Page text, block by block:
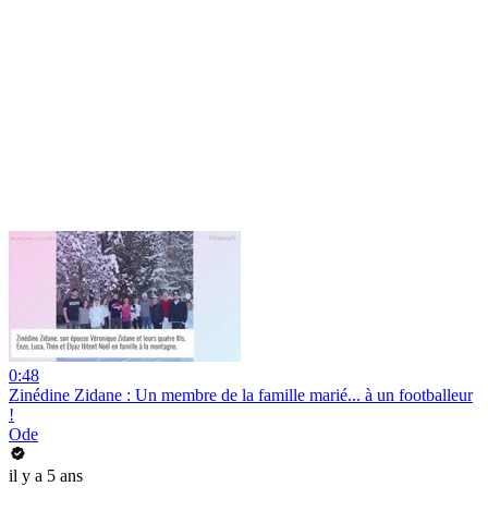
0:48
Zinédine Zidane : Un membre de la famille marié... à un footballeur
!
Ode
il y a 5 ans